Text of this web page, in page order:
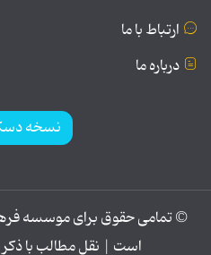
ارتباط با ما
درباره ما
نسخه
© تمامی حقوق برای موسسه
است | نقل مطالب با